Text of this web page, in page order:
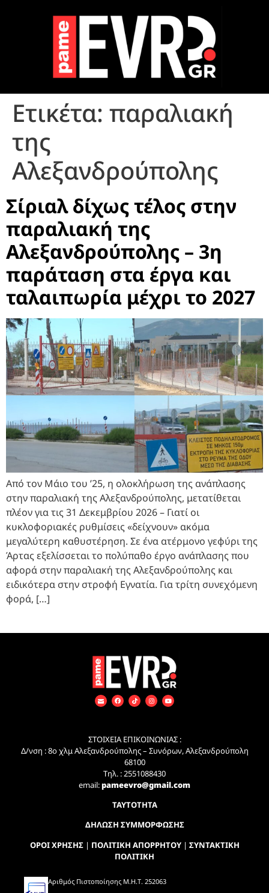
Ετικέτα: παραλιακή
της
Αλεξανδρούπολης
Σίριαλ δίχως τέλος στην
παραλιακή της
Αλεξανδρούπολης – 3η
παράταση στα έργα και
ταλαιπωρία μέχρι το 2027
Από τον Μάιο του ’25, η ολοκλήρωση της ανάπλασης
στην παραλιακή της Αλεξανδρούπολης, μετατίθεται
πλέον για τις 31 Δεκεμβρίου 2026 – Γιατί οι
κυκλοφοριακές ρυθμίσεις «δείχνουν» ακόμα
μεγαλύτερη καθυστέρηση. Σε ένα ατέρμονο γεφύρι της
Άρτας εξελίσσεται το πολύπαθο έργο ανάπλασης που
αφορά στην παραλιακή της Αλεξανδρούπολης και
ειδικότερα στην στροφή Εγνατία. Για τρίτη συνεχόμενη
φορά, […]
ΣΤΟΙΧΕΙΑ ΕΠΙΚΟΙΝΩΝΙΑΣ :
Δ/νση : 8ο χλμ Αλεξανδρούπολης – Συνόρων, Αλεξανδρούπολη
68100
Τηλ. : 2551088430
email:pameevro@gmail.com
ΤΑΥΤΟΤΗΤΑ
ΔΗΛΩΣΗ ΣΥΜΜΟΡΦΩΣΗΣ
ΟΡΟΙ ΧΡΗΣΗΣ| ΠΟΛΙΤΙΚΗ ΑΠΟΡΡΗΤΟΥ| ΣΥΝΤΑΚΤΙΚΗ
ΠΟΛΙΤΙΚΗ
Αριθμός Πιστοποίησης Μ.Η.Τ. 252063